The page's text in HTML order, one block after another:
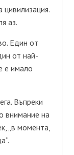
цивилизация.
аз.
Един от
от най-
е имало
Въпреки
внимание на
„в момента,